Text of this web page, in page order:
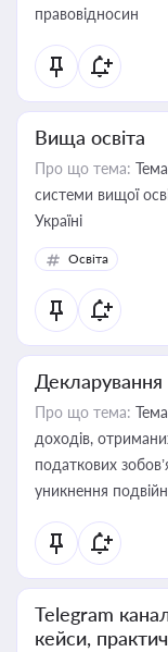
правовідносин
Вища освіта
Про що тема:
системи вищої
Україні
Освіта
Декларування
Про що тема:
доходів,
податкових
уникнення
Telegram
кейси,